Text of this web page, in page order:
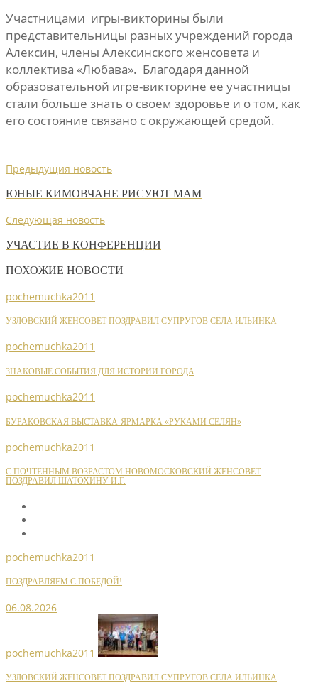
Участницами игры-викторины были
представительницы разных учреждений города
Алексин, члены Алексинского женсовета и
коллектива «Любава». Благодаря данной
образовательной игре-викторине ее участницы
стали больше знать о своем здоровье и о том, как
его состояние связано с окружающей средой.
Предыдущия новость
ЮНЫЕ КИМОВЧАНЕ РИСУЮТ МАМ
Следующая новость
УЧАСТИЕ В КОНФЕРЕНЦИИ
ПОХОЖИЕ НОВОСТИ
pochemuchka2011
УЗЛОВСКИЙ ЖЕНСОВЕТ ПОЗДРАВИЛ СУПРУГОВ СЕЛА ИЛЬИНКА
pochemuchka2011
ЗНАКОВЫЕ СОБЫТИЯ ДЛЯ ИСТОРИИ ГОРОДА
pochemuchka2011
БУРАКОВСКАЯ ВЫСТАВКА-ЯРМАРКА «РУКАМИ СЕЛЯН»
pochemuchka2011
С ПОЧТЕННЫМ ВОЗРАСТОМ НОВОМОСКОВСКИЙ ЖЕНСОВЕТ
ПОЗДРАВИЛ ШАТОХИНУ И.Г.
pochemuchka2011
ПОЗДРАВЛЯЕМ С ПОБЕДОЙ!
06.08.2026
pochemuchka2011
УЗЛОВСКИЙ ЖЕНСОВЕТ ПОЗДРАВИЛ СУПРУГОВ СЕЛА ИЛЬИНКА